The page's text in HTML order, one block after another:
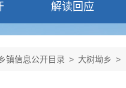
解读回应
镇信息公开目录 > 大树坳乡 >